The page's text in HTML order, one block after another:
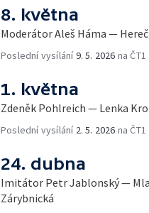
8. května
Moderátor Aleš Háma —
Poslední vysílání9. 5. 2026 na ČT1
1. května
Zdeněk Pohlreich — Lenka
Poslední vysílání 2. 5. 2026 na ČT1
24. dubna
Imitátor Petr Jablonský —
Zárybnická